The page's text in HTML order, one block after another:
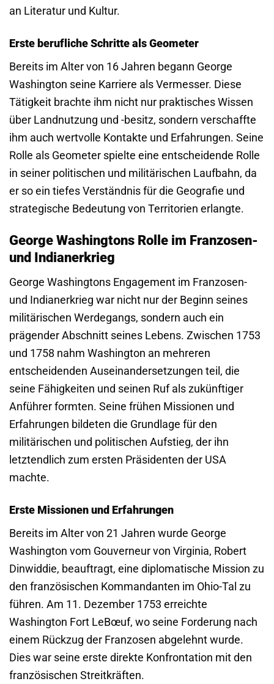
an Literatur und Kultur.
Erste berufliche Schritte als Geometer
Bereits im Alter von 16 Jahren begann George
Washington seine Karriere als Vermesser. Diese
Tätigkeit brachte ihm nicht nur praktisches Wissen
über Landnutzung und -besitz, sondern verschaffte
ihm auch wertvolle Kontakte und Erfahrungen. Seine
Rolle als Geometer spielte eine entscheidende Rolle
in seiner politischen und militärischen Laufbahn, da
er so ein tiefes Verständnis für die Geografie und
strategische Bedeutung von Territorien erlangte.
George Washingtons Rolle im Franzosen-
und Indianerkrieg
George Washingtons Engagement im Franzosen-
und Indianerkrieg war nicht nur der Beginn seines
militärischen Werdegangs, sondern auch ein
prägender Abschnitt seines Lebens. Zwischen 1753
und 1758 nahm Washington an mehreren
entscheidenden Auseinandersetzungen teil, die
seine Fähigkeiten und seinen Ruf als zukünftiger
Anführer formten. Seine frühen Missionen und
Erfahrungen bildeten die Grundlage für den
militärischen und politischen Aufstieg, der ihn
letztendlich zum ersten Präsidenten der USA
machte.
Erste Missionen und Erfahrungen
Bereits im Alter von 21 Jahren wurde George
Washington vom Gouverneur von Virginia, Robert
Dinwiddie, beauftragt, eine diplomatische Mission zu
den französischen Kommandanten im Ohio-Tal zu
führen. Am 11. Dezember 1753 erreichte
Washington Fort LeBœuf, wo seine Forderung nach
einem Rückzug der Franzosen abgelehnt wurde.
Dies war seine erste direkte Konfrontation mit den
französischen Streitkräften.